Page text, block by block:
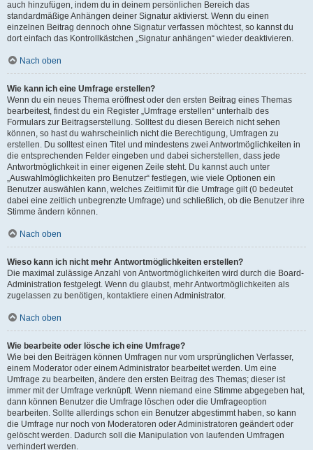
auch hinzufügen, indem du in deinem persönlichen Bereich das
standardmäßige Anhängen deiner Signatur aktivierst. Wenn du einen
einzelnen Beitrag dennoch ohne Signatur verfassen möchtest, so kannst du
dort einfach das Kontrollkästchen „Signatur anhängen“ wieder deaktivieren.
Nach oben
Wie kann ich eine Umfrage erstellen?
Wenn du ein neues Thema eröffnest oder den ersten Beitrag eines Themas
bearbeitest, findest du ein Register „Umfrage erstellen“ unterhalb des
Formulars zur Beitragserstellung. Solltest du diesen Bereich nicht sehen
können, so hast du wahrscheinlich nicht die Berechtigung, Umfragen zu
erstellen. Du solltest einen Titel und mindestens zwei Antwortmöglichkeiten in
die entsprechenden Felder eingeben und dabei sicherstellen, dass jede
Antwortmöglichkeit in einer eigenen Zeile steht. Du kannst auch unter
„Auswahlmöglichkeiten pro Benutzer“ festlegen, wie viele Optionen ein
Benutzer auswählen kann, welches Zeitlimit für die Umfrage gilt (0 bedeutet
dabei eine zeitlich unbegrenzte Umfrage) und schließlich, ob die Benutzer ihre
Stimme ändern können.
Nach oben
Wieso kann ich nicht mehr Antwortmöglichkeiten erstellen?
Die maximal zulässige Anzahl von Antwortmöglichkeiten wird durch die Board-
Administration festgelegt. Wenn du glaubst, mehr Antwortmöglichkeiten als
zugelassen zu benötigen, kontaktiere einen Administrator.
Nach oben
Wie bearbeite oder lösche ich eine Umfrage?
Wie bei den Beiträgen können Umfragen nur vom ursprünglichen Verfasser,
einem Moderator oder einem Administrator bearbeitet werden. Um eine
Umfrage zu bearbeiten, ändere den ersten Beitrag des Themas; dieser ist
immer mit der Umfrage verknüpft. Wenn niemand eine Stimme abgegeben hat,
dann können Benutzer die Umfrage löschen oder die Umfrageoption
bearbeiten. Sollte allerdings schon ein Benutzer abgestimmt haben, so kann
die Umfrage nur noch von Moderatoren oder Administratoren geändert oder
gelöscht werden. Dadurch soll die Manipulation von laufenden Umfragen
verhindert werden.